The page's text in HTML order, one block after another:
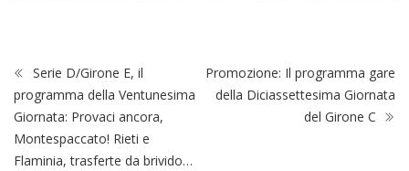
Serie D/Girone E, il
programma della Ventunesima
Giornata: Provaci ancora,
Montespaccato! Rieti e
Flaminia, trasferte da brivido…
Promozione: Il programma gare
della Diciassettesima Giornata
del Girone C